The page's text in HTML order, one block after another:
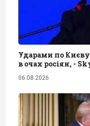
Ударами по
в очах росіян, -
06.08.2026